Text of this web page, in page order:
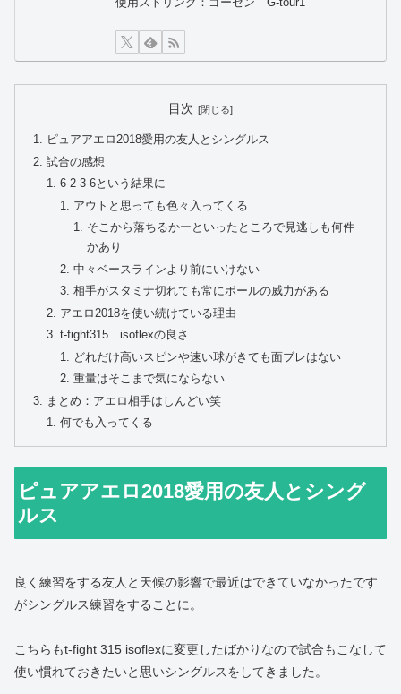
使用ストリング：ゴーセン G-tour1
目次
ピュアアエロ2018愛用の友人とシングルス
試合の感想
6-2 3-6という結果に
アウトと思っても色々入ってくる
そこから落ちるかーといったところで見逃しも何件
かあり
中々ベースラインより前にいけない
相手がスタミナ切れても常にボールの威力がある
アエロ2018を使い続けている理由
t-fight315 isoflexの良さ
どれだけ高いスピンや速い球がきても面ブレはない
重量はそこまで気にならない
まとめ：アエロ相手はしんどい笑
何でも入ってくる
ピュアアエロ2018愛用の友人とシング
ルス
良く練習をする友人と天候の影響で最近はできていなかったです
がシングルス練習をすることに。
こちらもt-fight 315 isoflexに変更したばかりなので試合もこなして
使い慣れておきたいと思いシングルスをしてきました。